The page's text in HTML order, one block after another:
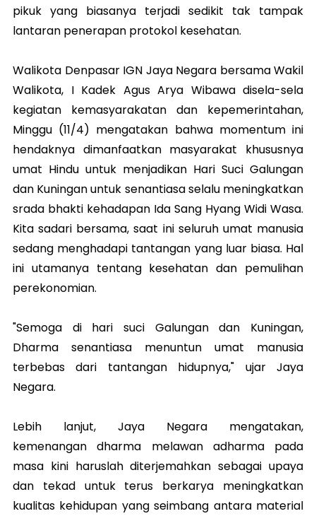
pikuk yang biasanya terjadi sedikit tak tampak
lantaran penerapan protokol kesehatan.
Walikota Denpasar IGN Jaya Negara bersama Wakil
Walikota, I Kadek Agus Arya Wibawa disela-sela
kegiatan kemasyarakatan dan kepemerintahan,
Minggu (11/4) mengatakan bahwa momentum ini
hendaknya dimanfaatkan masyarakat khususnya
umat Hindu untuk menjadikan Hari Suci Galungan
dan Kuningan untuk senantiasa selalu meningkatkan
srada bhakti kehadapan Ida Sang Hyang Widi Wasa.
Kita sadari bersama, saat ini seluruh umat manusia
sedang menghadapi tantangan yang luar biasa. Hal
ini utamanya tentang kesehatan dan pemulihan
perekonomian.
"Semoga di hari suci Galungan dan Kuningan,
Dharma senantiasa menuntun umat manusia
terbebas dari tantangan hidupnya," ujar Jaya
Negara.
Lebih lanjut, Jaya Negara mengatakan,
kemenangan dharma melawan adharma pada
masa kini haruslah diterjemahkan sebagai upaya
dan tekad untuk terus berkarya meningkatkan
kualitas kehidupan yang seimbang antara material